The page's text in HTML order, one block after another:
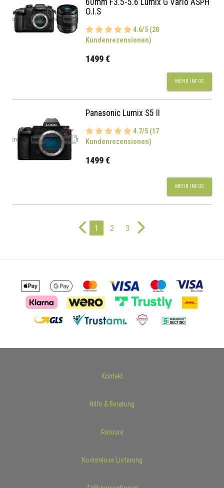
O.I.S
4.6/5 (28
Kundenrezensionen)
1499 €
MEHR INFOS
Panasonic Lumix S5 II
4.7/5 (17
Kundenrezensionen)
1499 €
MEHR INFOS
1 2 3
Kontakt
Hilfe & Beratung
Retoure
Kostenlose Lieferung